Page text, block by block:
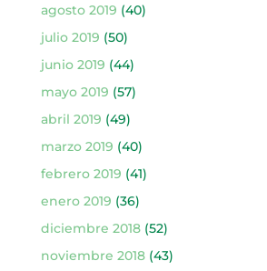
agosto 2019 (40)
julio 2019 (50)
junio 2019 (44)
mayo 2019 (57)
abril 2019 (49)
marzo 2019 (40)
febrero 2019 (41)
enero 2019 (36)
diciembre 2018(52)
noviembre 2018(43)